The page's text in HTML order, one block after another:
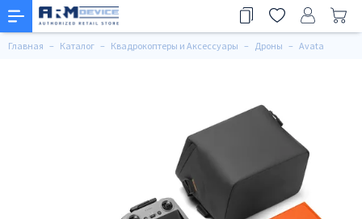
Главная Каталог Квадрокоптеры и Аксессуары Дроны Avata